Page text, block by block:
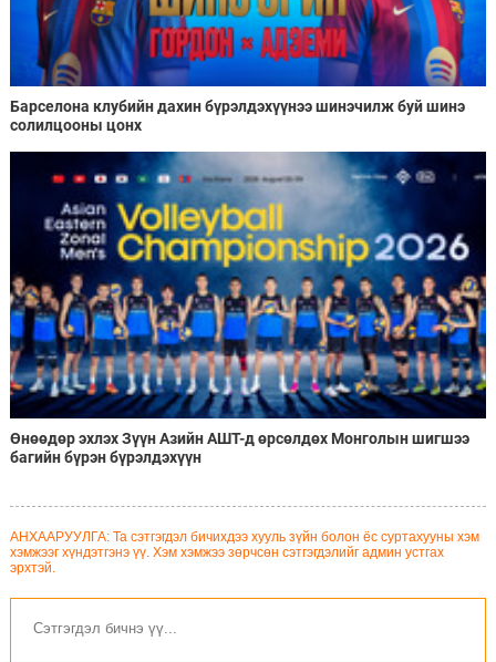
Барселона клубийн дахин бүрэлдэхүүнээ шинэчилж буй шинэ
солилцооны цонх
Өнөөдөр эхлэх Зүүн Азийн АШТ-д өрсөлдөх Монголын шигшээ
багийн бүрэн бүрэлдэхүүн
АНХААРУУЛГА: Та сэтгэгдэл бичихдээ хууль зүйн болон ёс суртахууны хэм
хэмжээг хүндэтгэнэ үү. Хэм хэмжээ зөрчсөн сэтгэгдэлийг админ устгах
эрхтэй.